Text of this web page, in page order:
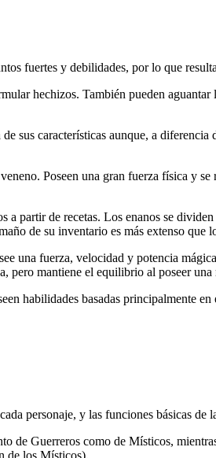
fuertes y debilidades, por lo que
hechizos. También pueden
sus características aunque, a
Poseen una gran fuerza física y
partir de recetas. Los enanos se
de su inventario es más extenso que
una fuerza, velocidad y potencia
pero mantiene el equilibrio al poseer una
habilidades basadas principalmente
personaje, y las funciones básicas de
de Guerreros como de Místicos,
de los Místicos).